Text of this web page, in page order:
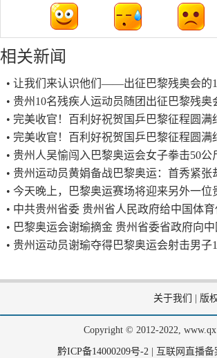
相关新闻
• 让我们来认识他们——出征巴黎残奥会的
• 贵州10名残疾人运动员随团出征巴黎残奥
• 完美收官！百利好祝贺国乒巴黎征程圆满
• 完美收官！百利好祝贺国乒巴黎征程圆满
• 贵州人吴愉闯入巴黎奥运会女子拳击50公
• 贵州运动员黄娟备战巴黎奥运：首秀紧
• 今天晚上，巴黎奥运赛场将迎来另外一
• 中共贵州省委 贵州省人民政府给中国体
• 巴黎奥运会谢瑜摘金 贵州省委省政府向
• 贵州运动员谢瑜夺得巴黎奥运会射击男子
关于我们 版
Copyright © 2012-2022,
黔ICP备14000209号-2| 互联网直播备